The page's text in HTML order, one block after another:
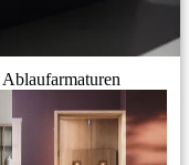
Ablaufarmaturen